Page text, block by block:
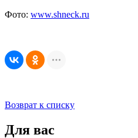
Фото: www.shneck.ru
Возврат к списку
Для вас